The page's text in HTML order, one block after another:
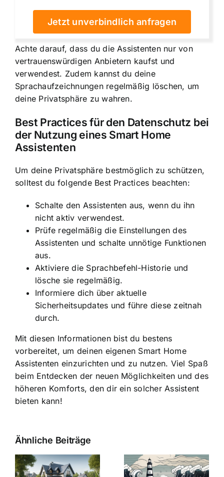
Jetzt unverbindlich anfragen
Achte darauf, dass du die Assistenten nur von
vertrauenswürdigen Anbietern kaufst und
verwendest. Zudem kannst du deine
Sprachaufzeichnungen regelmäßig löschen, um
deine Privatsphäre zu wahren.
Best Practices für den Datenschutz bei
der Nutzung eines Smart Home
Assistenten
Um deine Privatsphäre bestmöglich zu schützen,
solltest du folgende Best Practices beachten:
Schalte den Assistenten aus, wenn du ihn
nicht aktiv verwendest.
Prüfe regelmäßig die Einstellungen des
Assistenten und schalte unnötige Funktionen
aus.
Aktiviere die Sprachbefehl-Historie und
lösche sie regelmäßig.
Informiere dich über aktuelle
Sicherheitsupdates und führe diese zeitnah
durch.
Mit diesen Informationen bist du bestens
vorbereitet, um deinen eigenen Smart Home
Assistenten einzurichten und zu nutzen. Viel Spaß
beim Entdecken der neuen Möglichkeiten und des
höheren Komforts, den dir ein solcher Assistent
bieten kann!
Ähnliche Beiträge
Bauzinsen im
Die Evolution
der